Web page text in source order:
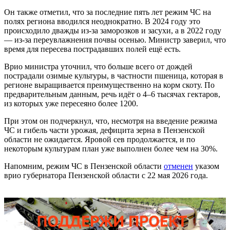
Он также отметил, что за последние пять лет режим ЧС на
полях региона вводился неоднократно. В 2024 году это
происходило дважды из-за заморозков и засухи, а в 2022 году
— из-за переувлажнения почвы осенью. Министр заверил, что
время для пересева пострадавших полей ещё есть.
Врио министра уточнил, что больше всего от дождей
пострадали озимые культуры, в частности пшеница, которая в
регионе выращивается преимущественно на корм скоту. По
предварительным данным, речь идёт о 4–6 тысячах гектаров,
из которых уже пересеяно более 1200.
При этом он подчеркнул, что, несмотря на введение режима
ЧС и гибель части урожая, дефицита зерна в Пензенской
области не ожидается. Яровой сев продолжается, и по
некоторым культурам план уже выполнен более чем на 30%.
Напомним, режим ЧС в Пензенской области отменен указом
врио губернатора Пензенской области с 22 мая 2026 года.